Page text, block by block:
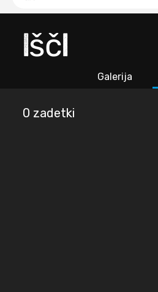
Išči
Galerija
0 zadetki